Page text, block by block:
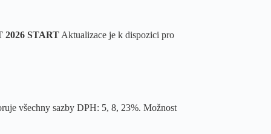
2026 STARTAktualizace je k dispozici pro
všechny sazby DPH: 5, 8, 23%. Možnost